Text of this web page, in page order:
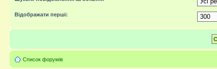
Відображати перші:
Список форумів